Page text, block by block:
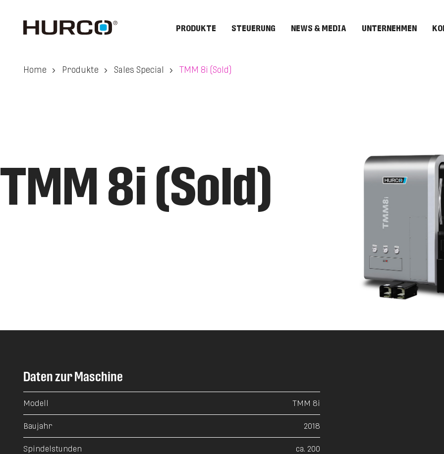
PRODUKTE STEUERUNG NEWS & MEDIA UNTERNEHMEN
Home Produkte Sales Special TMM 8i (Sold)
TMM 8i (Sold)
Daten zur Maschine
Modell TMM 8i
Baujahr 2018
Spindelstunden ca. 200